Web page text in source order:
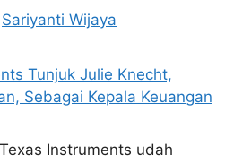
Sariyanti Wijaya
Instruments udah